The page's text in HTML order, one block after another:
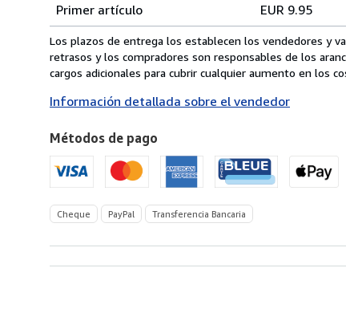
de
envío
de
Alemania
Estados
de
America
pedido
Primer artículo
EUR 9.95
Los plazos de entrega los establecen los vendedores y
retrasos y los compradores son responsables de los
cargos adicionales para cubrir cualquier aumento en los
Información detallada sobre el vendedor
Métodos de pago
Cheque PayPal Transferencia Bancaria